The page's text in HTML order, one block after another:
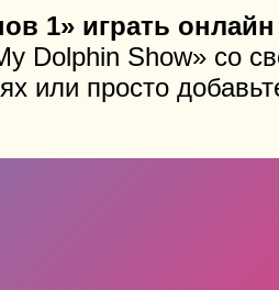
1» играть онлайн
Dolphin Show» со
или просто